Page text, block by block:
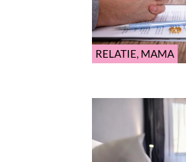
RELATIE, MAMA